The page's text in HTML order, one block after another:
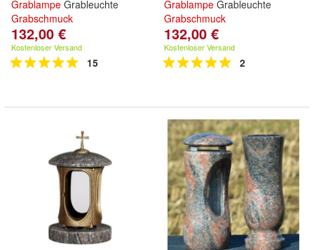
Grablampe Grableuchte
Grabschmuck
132,00 €
Kostenloser Versand
15
Grablampe Grableuchte
Grabschmuck
132,00 €
Kostenloser Versand
2